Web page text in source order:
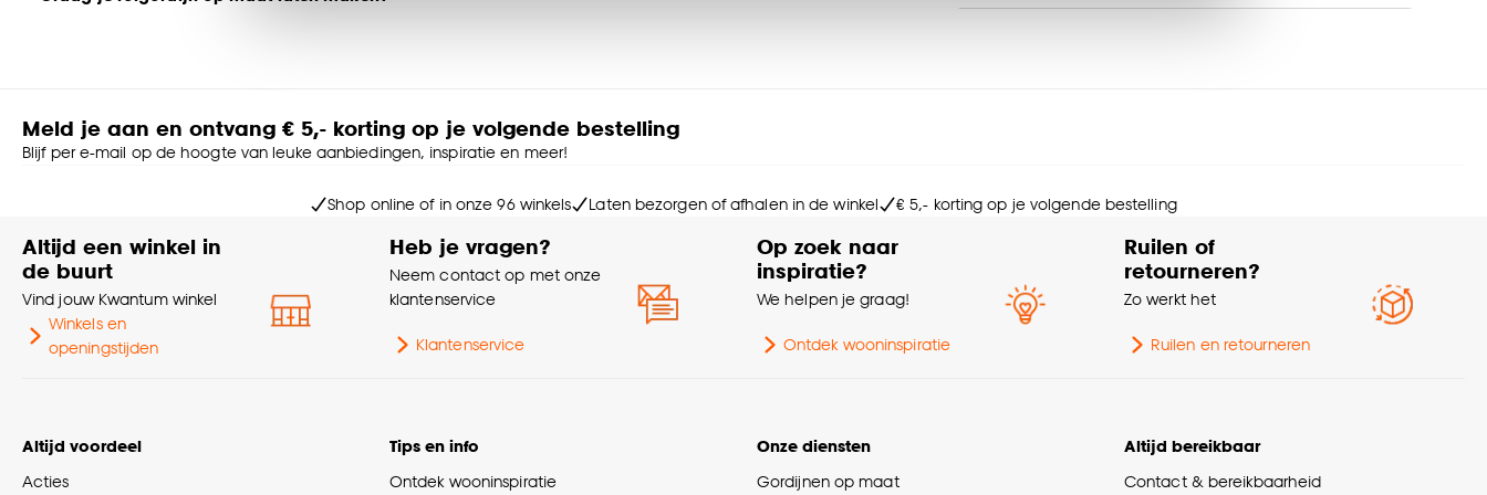
noodzakelijke cookies te accepteren. Je kunt er ook voor kiezen om bepaalde cookies wel of niet te
Twijfel je nog of wil je graag advies?
Laat je dan adviseren door een van onze adviseurs aan huis. Samen met de adviseur kies je zonder zorgen thuis je
raamdecoratie, wordt deze direct voor jou perfect ingemeten en de bestelling wordt geplaatst.
Maak een afspraak voor advies aan huis in België >
Kind veiligheid
Al onze raamdecoratie voldoet aan veiligheids- en kwaliteitseisen voor kinderen. Let er bij het monteren op dat de
ketting minimaal 150cm boven de grond moet hangen voor optimale kind veiligheid.
70%
Mate verduisterend Lichtdoorlatend
Op kozijn, In kozijn,
Meld je aan en ontvang € 5,- korting op je volgende bestelling
Blijf per e-mail op de hoogte van leuke aanbiedingen, inspiratie en meer!
Shop online of in onze 96 winkels Laten bezorgen of afhalen in de winkel € 5,- korting op je volgende bestelling
Altijd een winkel in
de buurt
Vind jouw Kwantum winkel
Winkels en
openingstijden
Heb je vragen?
Neem contact op met onze
klantenservice
Klantenservice
Op zoek naar
inspiratie?
We helpen je graag!
Ontdek wooninspiratie
Ruilen of
retourneren?
Zo werkt het
Ruilen en retourneren
Altijd voordeel
Acties
Tips en info
Ontdek wooninspiratie
Onze diensten
Gordijnen op maat
Altijd bereikbaar
Contact & bereikbaarheid